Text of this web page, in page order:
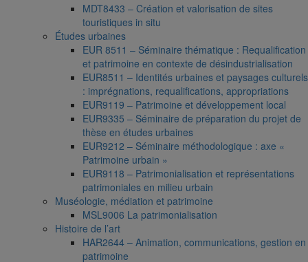
MDT8433 – Création et valorisation de sites
touristiques in situ
Études urbaines
EUR 8511 – Séminaire thématique : Requalification
et patrimoine en contexte de désindustrialisation
EUR8511 – Identités urbaines et paysages culturels
: imprégnations, requalifications, appropriations
EUR9119 – Patrimoine et développement local
EUR9335 – Séminaire de préparation du projet de
thèse en études urbaines
EUR9212 – Séminaire méthodologique : axe «
Patrimoine urbain »
EUR9118 – Patrimonialisation et représentations
patrimoniales en milieu urbain
Muséologie, médiation et patrimoine
MSL9006 La patrimonialisation
Histoire de l’art
HAR2644 – Animation, communications, gestion en
patrimoine